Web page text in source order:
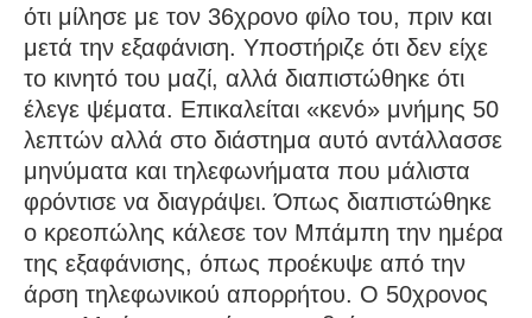
ότι μίλησε με τον 36χρονο φίλο του, πριν και
μετά την εξαφάνιση. Υποστήριζε ότι δεν είχε
το κινητό του μαζί, αλλά διαπιστώθηκε ότι
έλεγε ψέματα. Επικαλείται «κενό» μνήμης 50
λεπτών αλλά στο διάστημα αυτό αντάλλασσε
μηνύματα και τηλεφωνήματα που μάλιστα
φρόντισε να διαγράψει. Όπως διαπιστώθηκε
ο κρεοπώλης κάλεσε τον Μπάμπη την ημέρα
της εξαφάνισης, όπως προέκυψε από την
άρση τηλεφωνικού απορρήτου. Ο 50χρονος